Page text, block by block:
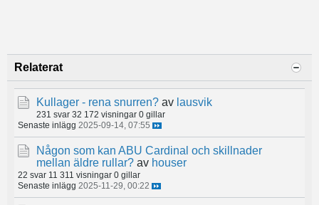
Relaterat
Kullager - rena snurren? av lausvik
231 svar 32 172 visningar 0 gillar
Senaste inlägg 2025-09-14, 07:55
Någon som kan ABU Cardinal och skillnader
mellan äldre rullar? av houser
22 svar 11 311 visningar 0 gillar
Senaste inlägg 2025-11-29, 00:22